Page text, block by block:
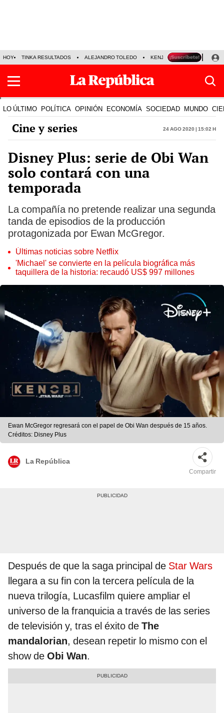
HOY TINKA RESULTADOS ALEJANDRO TOLEDO KENJI FUJIMORI
LO ÚLTIMO POLÍTICA OPINIÓN ECONOMÍA SOCIEDAD MUNDO
Cine y series 24 Ago 2020 | 15:02 h
Disney Plus: serie de Obi Wan
solo contará con una
temporada
La compañía no pretende realizar una segunda
tanda de episodios de la producción
protagonizada por Ewan McGregor.
Últimas noticias sobre Netflix
'Michael' se convierte en la película biográfica más
taquillera de la historia: recaudó US$ 997 millones
Ewan McGregor regresará con el papel de Obi Wan después de 15 años.
Créditos: Disney Plus
La República
Compartir
Después de que la saga principal de Star Wars
llegara a su fin con la tercera película de la
nueva trilogía, Lucasfilm quiere ampliar el
universo de la franquicia a través de las series
de televisión y, tras el éxito de The
mandalorian, desean repetir lo mismo con el
show de Obi Wan.